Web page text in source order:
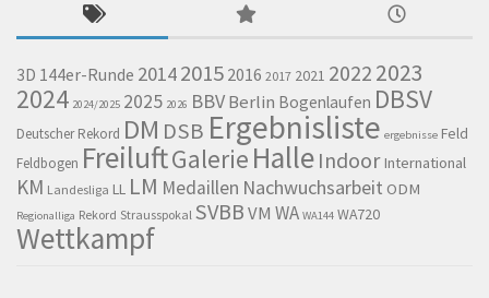
3D 144er-Runde 20142015 2016 2017 2021 20222023
2024 2024/2025 2025 2026 BBVBerlin Bogenlaufen DBSV
Deutscher Rekord DM DSB Ergebnisliste ergebnisse Feld
Feldbogen FreiluftGalerie Halle Indoor International
KM Landesliga LL LM Medaillen Nachwuchsarbeit ODM
Regionalliga Rekord Strausspokal SVBBVM WA WA144 WA720
Wettkampf